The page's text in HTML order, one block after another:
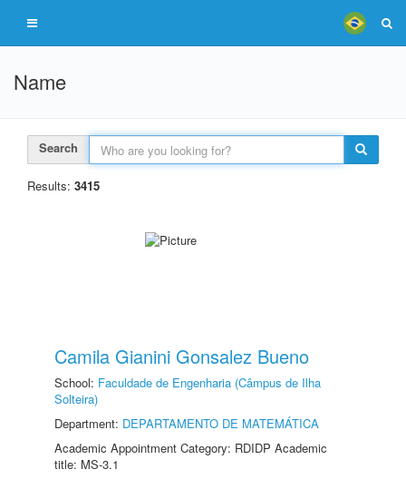
Name
Search
Results: 3415
Camila Gianini Gonsalez Bueno
School: Faculdade de Engenharia (Câmpus de Ilha
Solteira)
Department: DEPARTAMENTO DE MATEMÁTICA
Academic Appointment Category: RDIDP Academic
title: MS-3.1